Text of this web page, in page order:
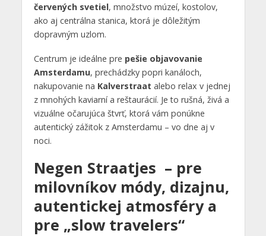
červených svetiel, množstvo múzeí, kostolov,
ako aj centrálna stanica, ktorá je dôležitým
dopravným uzlom.
Centrum je ideálne pre pešie objavovanie
Amsterdamu, prechádzky popri kanáloch,
nakupovanie na Kalverstraat alebo relax v jednej
z mnohých kaviarní a reštaurácií. Je to rušná, živá a
vizuálne očarujúca štvrť, ktorá vám ponúkne
autentický zážitok z Amsterdamu – vo dne aj v
noci.
Negen Straatjes – pre
milovníkov módy, dizajnu,
autentickej atmosféry a
pre „slow travelers“